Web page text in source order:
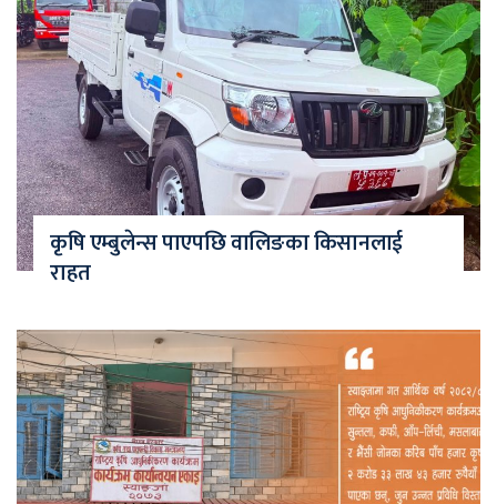
कृषि एम्बुलेन्स पाएपछि वालिङका किसानलाई
राहत